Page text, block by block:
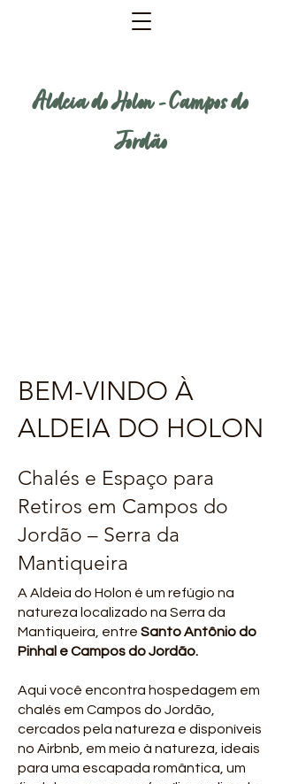
Aldeia do Holon - Campos do
Jordão
BEM-VINDO À
ALDEIA DO HOLON
Chalés e Espaço para
Retiros em Campos do
Jordão – Serra da
Mantiqueira
A Aldeia do Holon é um refúgio na
natureza localizado na Serra da
Mantiqueira, entre Santo Antônio do
Pinhal e Campos do Jordão.
Aqui você encontra hospedagem em
chalés em Campos do Jordão,
cercados pela natureza e disponíveis
no Airbnb, em meio à natureza , ideais
para uma escapada romântica, um